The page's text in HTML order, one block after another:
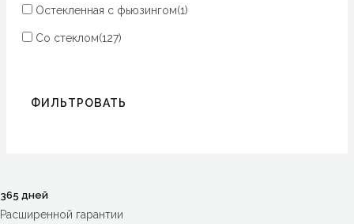
Остекленная с фьюзингом(1)
Со стеклом(127)
ФИЛЬТРОВАТЬ
365 дней
Расширенной гарантии